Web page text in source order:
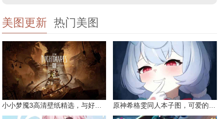
美图更新 热门美图